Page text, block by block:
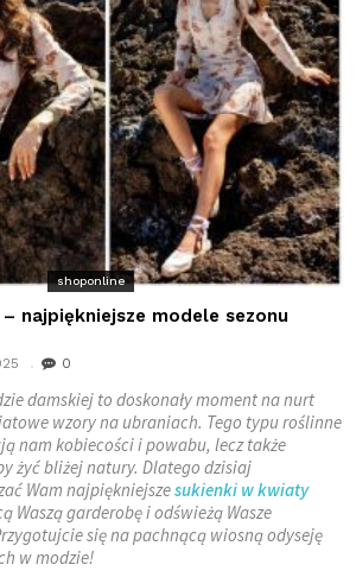
shoponline
najpiękniejsze modele sezonu
0
damskiej to doskonały moment na nurt
wzory na ubraniach. Tego typu roślinne
nam kobiecości i powabu, lecz także
żyć bliżej natury. Dlatego dzisiaj
Wam najpiękniejszesukienki w kwiaty
Waszą garderobę i odświeżą Wasze
się na pachnącą wiosną odyseję
w modzie!